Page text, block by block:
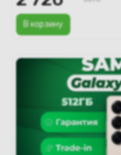
В корзину